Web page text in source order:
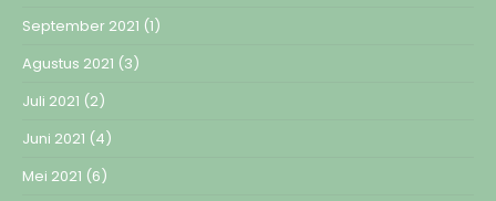
September 2021 (1)
Agustus 2021 (3)
Juli 2021 (2)
Juni 2021 (4)
Mei 2021 (6)